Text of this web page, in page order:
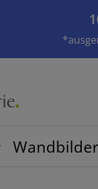
Wandbilder